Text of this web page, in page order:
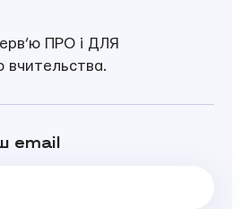
ПРО і ДЛЯ
вчительства.
email